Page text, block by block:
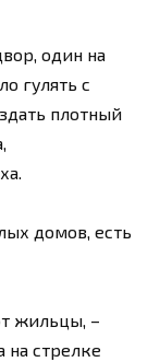
один на
гулять с
плотный
домов, есть
жильцы, –
на стрелке